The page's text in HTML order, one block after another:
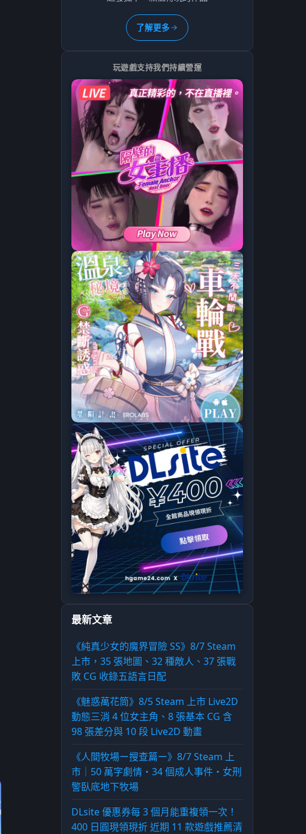
了解更多
玩遊戲支持我們持續營運
最新文章
《純真少女的魔界冒險 SS》8/7 Steam
上市，35 張地圖、32 種敵人、37 張戰
敗 CG 收錄五語言日配
《魅惑萬花筒》8/5 Steam 上市 Live2D
動態三消 4 位女主角、8 張基本 CG 含
98 張差分與 10 段 Live2D 動畫
《人間牧場ー搜查篇ー》8/7 Steam 上
市｜50 萬字劇情・34 個成人事件・女刑
警臥底地下牧場
DLsite 優惠券每 3 個月能重複領一次！
400 日圓現領現折 近期 11 款遊戲推薦清